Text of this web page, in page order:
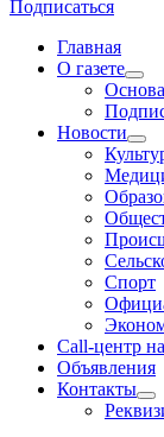
Подписаться
Главная
О газете
Новости
Спорт
Call-центр
Объявления
Контакты